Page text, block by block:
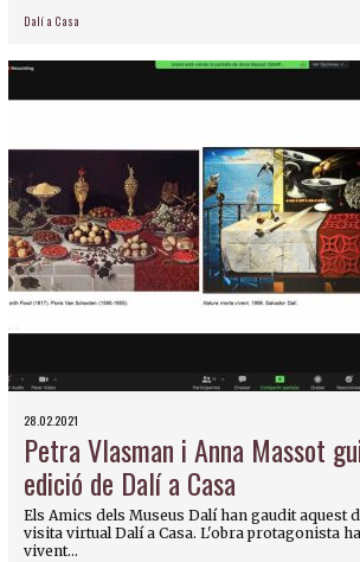
Dalí a Casa
28.02.2021
Petra Vlasman i Anna Massot
edició de Dalí a Casa
Els Amics dels Museus Dalí han gaudit aquest
visita virtual Dalí a Casa. L'obra protagonista
vivent...